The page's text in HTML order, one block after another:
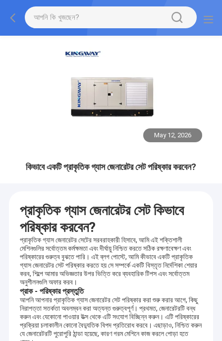
May 12, 2026
কিভাবে একটি প্রাকৃতিক গ্যাস জেনারেটর সেট পরিষ্কার করবেন?
প্রাকৃতিক গ্যাস জেনারেটর সেট কিভাবে
পরিষ্কার করবেন?
প্রাকৃতিক গ্যাস জেনারেটর সেটের সরবরাহকারী হিসাবে, আমি এই শক্তিশালী
মেশিনগুলির সর্বোত্তম কর্মক্ষমতা এবং দীর্ঘায়ু নিশ্চিত করতে সঠিক রক্ষণাবেক্ষণ এবং
পরিষ্কারের গুরুত্ব বুঝতে পারি। এই ব্লগ পোস্টে, আমি কীভাবে একটি প্রাকৃতিক
গ্যাস জেনারেটর সেট পরিষ্কার করতে হয় সে সম্পর্কে একটি বিস্তৃত নির্দেশিকা শেয়ার
করব, শিল্পে আমার অভিজ্ঞতার উপর ভিত্তি করে ব্যবহারিক টিপস এবং সর্বোত্তম
অনুশীলনগুলি অফার করব।
প্রাক - পরিষ্কার প্রস্তুতি
আপনি আপনার প্রাকৃতিক গ্যাস জেনারেটর সেট পরিষ্কার করা শুরু করার আগে, কিছু
নিরাপত্তা সতর্কতা অবলম্বন করা অত্যন্ত গুরুত্বপূর্ণ। প্রথমত, জেনারেটরটি বন্ধ
করুন এবং যেকোনো পাওয়ার উত্স থেকে এটি সংযোগ বিচ্ছিন্ন করুন। এটি পরিষ্কারের
প্রক্রিয়া চলাকালীন কোনো বৈদ্যুতিক বিপদ প্রতিরোধ করবে। এছাড়াও, নিশ্চিত করুন
যে জেনারেটরটি পুরোপুরি ঠান্ডা হয়েছে, কারণ গরম মেশিনে কাজ করলে পোড়া হতে